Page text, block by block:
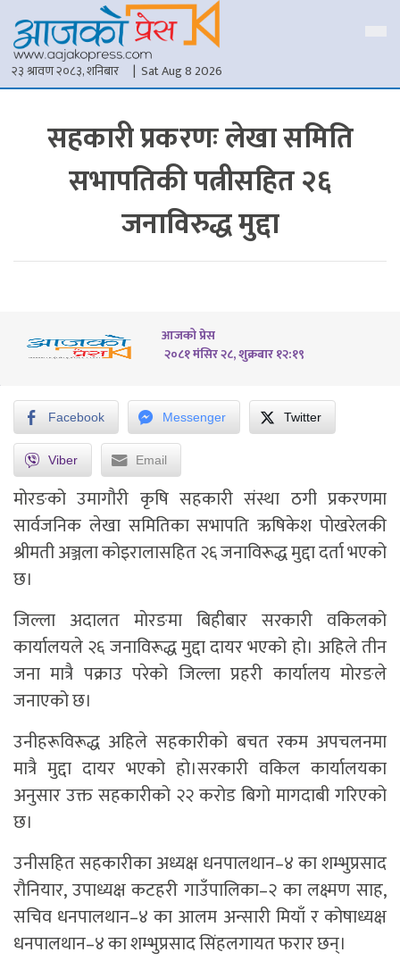
२३ श्रावण २०८३, शनिबार | Sat Aug 8 2026
सहकारी प्रकरणः लेखा समिति
सभापतिकी पत्नीसहित २६
जनाविरुद्ध मुद्दा
आजको प्रेस
२०८१ मंसिर २८, शुक्रबार १२:१९
Facebook Messenger Twitter
Viber Email
मोरङको उमागौरी कृषि सहकारी संस्था ठगी प्रकरणमा
सार्वजनिक लेखा समितिका सभापति ऋषिकेश पोखरेलकी
श्रीमती अञ्जला कोइरालासहित २६ जनाविरूद्ध मुद्दा दर्ता भएको
छ।
जिल्ला अदालत मोरङमा बिहीबार सरकारी वकिलको
कार्यालयले २६ जनाविरूद्ध मुद्दा दायर भएको हो। अहिले तीन
जना मात्रै पक्राउ परेको जिल्ला प्रहरी कार्यालय मोरङले
जनाएको छ।
उनीहरूविरूद्ध अहिले सहकारीको बचत रकम अपचलनमा
मात्रै मुद्दा दायर भएको हो।सरकारी वकिल कार्यालयका
अनुसार उक्त सहकारीको २२ करोड बिगो मागदाबी गरिएको
छ।
उनीसहित सहकारीका अध्यक्ष धनपालथान–४ का शम्भुप्रसाद
रौनियार, उपाध्यक्ष कटहरी गाउँपालिका–२ का लक्ष्मण साह,
सचिव धनपालथान–४ का आलम अन्सारी मियाँ र कोषाध्यक्ष
धनपालथान–४ का शम्भुप्रसाद सिंहलगायत फरार छन्।